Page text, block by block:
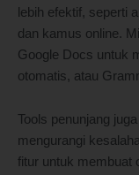
lebih efektif, seperti
dan kamus online.
Google Docs untuk
otomatis, atau
Tools penunjang
mengurangi
fitur untuk membuat